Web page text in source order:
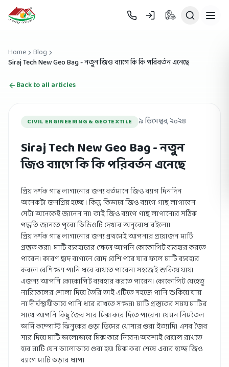
Skip to main content
Home
Blog
Siraj Tech New Geo Bag - নতুন জিও ব্যাগে কি কি পরিবর্তন এনেছে
Back to all articles
CIVIL ENGINEERING & GEOTEXTILE ৯ ডিসেম্বর, ২০২৪
Siraj Tech New Geo Bag - নতুন
জিও ব্যাগে কি কি পরিবর্তন এনেছে
প্রিয় দর্শক গাছ লাগানোর জন্য বর্তমানে জিও ব্যাগ দিনদিন
অনেকটা জনপ্রিয় হচ্ছে । কিন্তু কিভাবে জিও ব্যাগে গাছ লাগাবেন
সেটা অনেকেই জানেন না। তাই জিও ব্যাগে গাছ লাগানোর সঠিক
পদ্ধতি জানতে পুরো ভিডিওটি দেখার অনুরোধ রইলো।
প্রিয় দর্শক গাছ লাগানোর জন্য প্রথমেই আপনার প্রয়োজন মাটি
প্রস্তুত করা। মাটি ব্যবহারের ক্ষেত্রে আপনি কোকোপিট ব্যবহার করতে
পারেন। কারণ ছাদ বাগানে রোদ বেশি পরে যার ফলে মাটি ব্যবহার
করলে বেশিক্ষণ পানি ধরে রাখতে পারেনা সহজেই শুকিয়ে যায়।
এজন্য আপনি কোকোপিট ব্যবহার করতে পারেন। কোকোপিট যেহেতু
নারিকেলের শোলা দিয়ে তৈরি তাই এটিতে সহজে পানি শুকিয়ে যায়
না দীর্ঘস্থায়ীভাবে পানি ধরে রাখতে সক্ষম। মাটি প্রস্তুতের সময় মাটির
সাথে আপনি কিছু জৈব সার মিক্স করে দিতে পারেন। যেমন নিমতৈল
ভার্মি কম্পোস্ট ঝিনুকের গুড়া ডিমের খোসার গুরা ইত্যাদি। এসব জৈব
সার দিয়ে মাটি ভালোভাবে মিক্স করে নিবেন।অবশ্যই খেয়াল রাখতে
হবে মাটি যেন ভালোভাবে গুরা হয়। মিক্স করা শেষে এবার হচ্ছে জিও
ব্যাগে মাটি ভড়ার ধাপ।